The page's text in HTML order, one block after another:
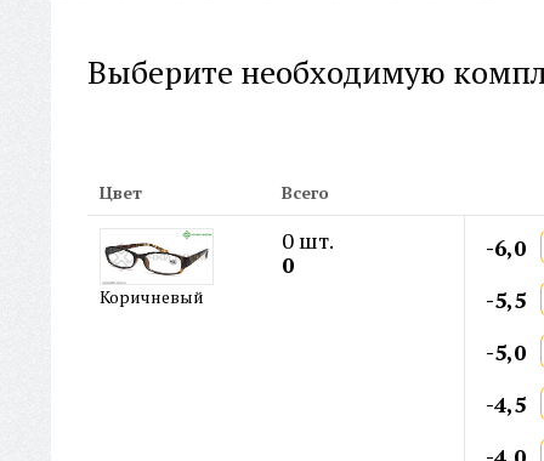
Выберите необходимую
Цвет Всего
Коричневый
0шт.
0
-6,0
-5,5
-5,0
-4,5